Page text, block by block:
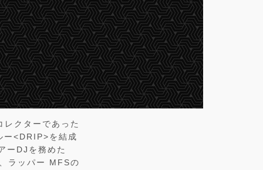
クターであった
ー<DRIP>を結成
ーDJを務めた
ラッパー MFSの